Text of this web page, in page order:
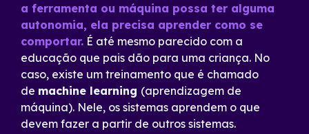
a ferramenta ou máquina possa ter alguma
autonomia, ela precisa aprender como se
comportar. É até mesmo parecido com a
educação que pais dão para uma criança. No
caso, existe um treinamento que é chamado
de machine learning (aprendizagem de
máquina). Nele, os sistemas aprendem o que
devem fazer a partir de outros sistemas.